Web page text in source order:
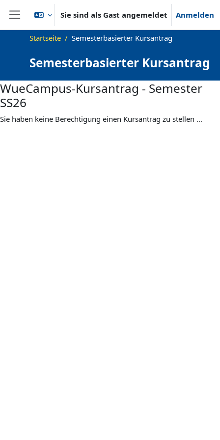
Zum Hauptinhalt
Website-Übersicht
Sie sind als Gast angemeldet Anmelden
Startseite Semesterbasierter Kursantrag
Semesterbasierter Kursantrag
WueCampus-Kursantrag - Semester
SS26
Sie haben keine Berechtigung einen Kursantrag zu stellen ...